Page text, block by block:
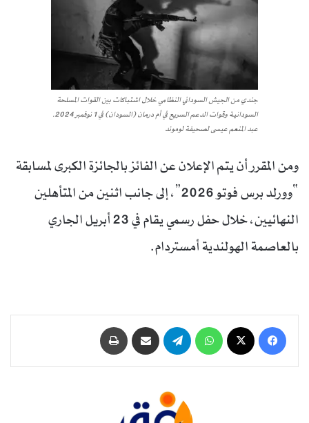
جندي من الجيش السوداني النظامي خلال اشتباكات بين القوات المسلحة
السودانية وقوات الدعم السريع في أم درمان (السودان) في 1 نوفمبر 2024.
عبد المنعم عيسى لصحيفة لوموند
ومن المقرر أن يتم الإعلان عن الفائز بالجائزة الكبرى لمسابقة
“وورلد برس فوتو 2026”، إلى جانب اثنين من المتأهلين
النهائيين، خلال حفل رسمي يقام في 23 أبريل الجاري
بالعاصمة الهولندية أمستردام.